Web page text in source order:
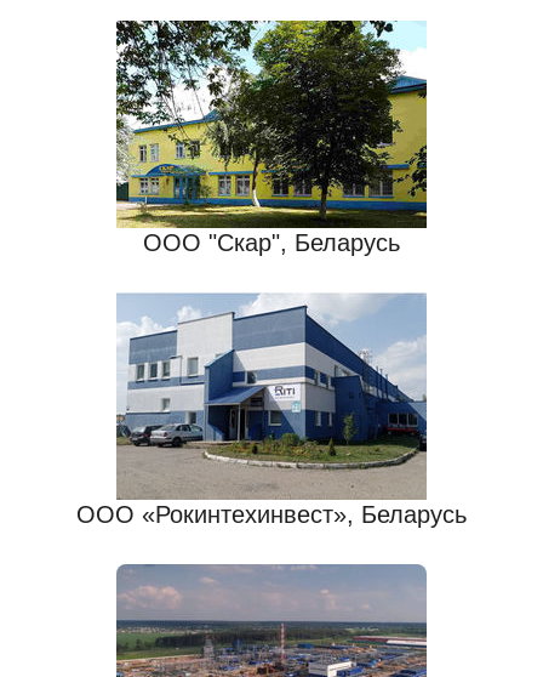
ООО "Скар", Беларусь
ООО «Рокинтехинвест», Беларусь